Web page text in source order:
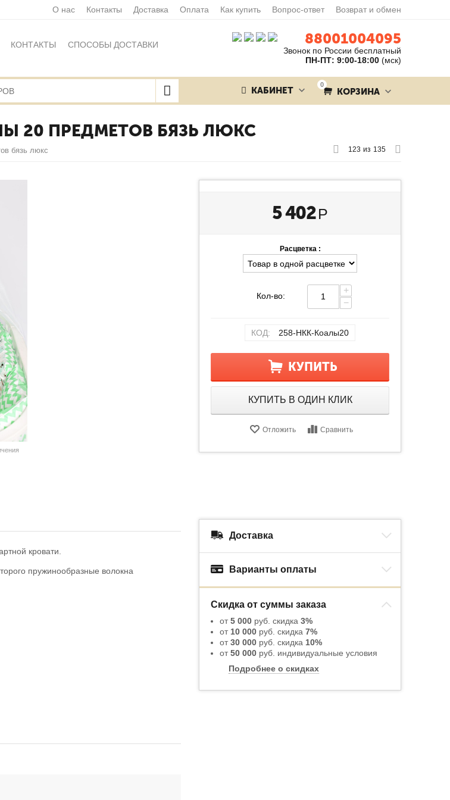
О нас Контакты Доставка Оплата Как купить Вопрос-ответ Возврат и обмен
КОНТАКТЫ СПОСОБЫ ДОСТАВКИ 88001004095
Звонок по России бесплатный
ПН-ПТ: 9:00-18:00 (мск)
0
КОРЗИНА
КАБИНЕТ
20 ПРЕДМЕТОВ БЯЗЬ ЛЮКС
бязь люкс 123 из 135
5 402 Р
Расцветка :
Кол-во:
+
−
КОД: 258-НКК-Коалы20
КУПИТЬ
КУПИТЬ В ОДИН КЛИК
Отложить Сравнить
кровати.
пружинообразные волокна
Доставка
Варианты оплаты
Скидка от суммы заказа
от5 000 руб. скидка 3%
от 10 000 руб. скидка 7%
от30 000 руб. скидка 10%
от50 000 руб. индивидуальные условия
Подробнее о скидках